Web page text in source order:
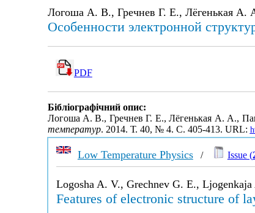
Логоша А. В., Гречнев Г. Е., Лёгенькая
Особенности электронной
PDF
Бібліографічний опис:
Логоша А. В., Гречнев Г. Е., Лёгенькая А. А.,
температур. 2014. Т. 40, № 4. С. 405-413. URL:
Low Temperature Physics/ Issue (
Logosha A. V., Grechnev G. E.,
Features of electronic structure of